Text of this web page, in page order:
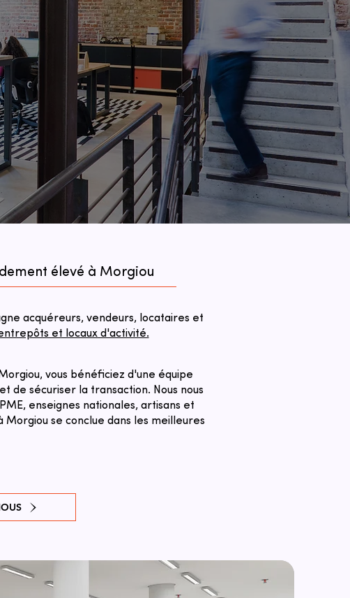
élevé à Morgiou
acquéreurs, vendeurs, locataires et
et locaux d'activité.
vous bénéficiez d'une équipe
de sécuriser la transaction. ​Nous nous
enseignes nationales, artisans et
se conclue dans les meilleures